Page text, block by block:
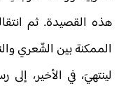
هذه القصيدة. ثم
الممكنة بين الشّعري
لينتهيَ، في الأخير،